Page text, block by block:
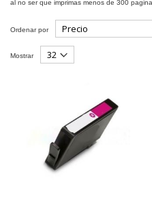
al no ser que imprimas menos de 300
Ordenar por
Mostrar